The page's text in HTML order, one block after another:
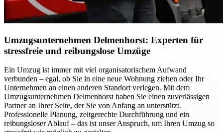
Umzugsunternehmen Delmenhorst: Experten für
stressfreie und reibungslose Umzüge
Ein Umzug ist immer mit viel organisatorischem Aufwand
verbunden – egal, ob Sie in eine neue Wohnung ziehen oder Ihr
Unternehmen an einen anderen Standort verlegen. Mit dem
Umzugsunternehmen Delmenhorst haben Sie einen zuverlässigen
Partner an Ihrer Seite, der Sie von Anfang an unterstützt.
Professionelle Planung, zeitgerechte Durchführung und ein
reibungsloser Ablauf – das ist unser Anspruch, um Ihren Umzug so